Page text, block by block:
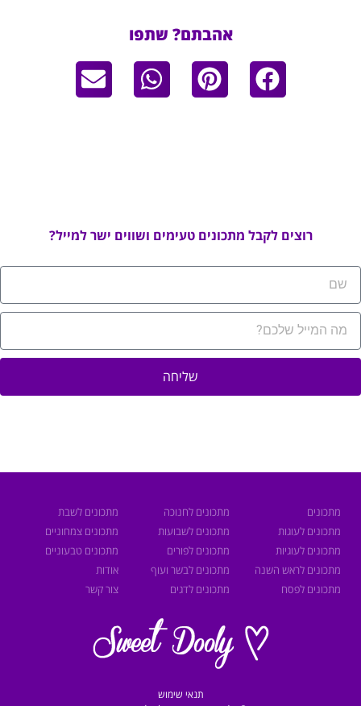
אהבתם? שתפו
רוצים לקבל מתכונים טעימים ושווים ישר למייל?
שליחה
מתכונים
מתכונים לעוגות
מתכונים לעוגיות
מתכונים לראש השנה
מתכונים לפסח
מתכונים לחנוכה
מתכונים לשבועות
מתכונים לפורים
מתכונים לבשר ועוף
מתכונים לדגים
מתכונים לשבת
מתכונים צמחוניים
מתכונים טבעוניים
אודות
צור קשר
תנאי שימוש